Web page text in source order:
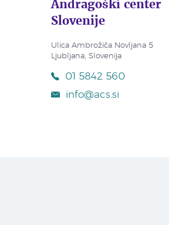
Andragoški center
Slovenije
Ulica Ambrožiča Novljana 5
Ljubljana, Slovenija
01 5842 560
info@acs.si